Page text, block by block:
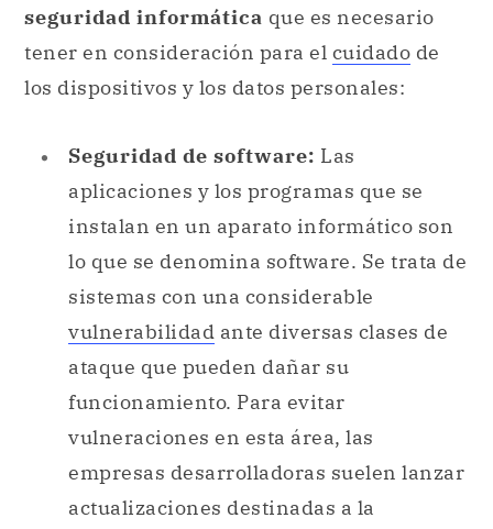
seguridad informática que es necesario
tener en consideración para el cuidado de
los dispositivos y los datos personales:
Seguridad de software: Las
aplicaciones y los programas que se
instalan en un aparato informático son
lo que se denomina software. Se trata de
sistemas con una considerable
vulnerabilidad ante diversas clases de
ataque que pueden dañar su
funcionamiento. Para evitar
vulneraciones en esta área, las
empresas desarrolladoras suelen lanzar
actualizaciones destinadas a la